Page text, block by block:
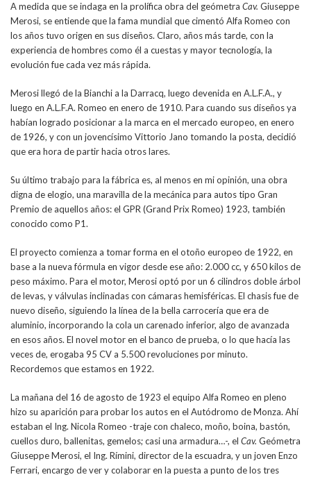
A medida que se indaga en la prolífica obra del geómetra Cav. Giuseppe
Merosi, se entiende que la fama mundial que cimentó Alfa Romeo con
los años tuvo origen en sus diseños. Claro, años más tarde, con la
experiencia de hombres como él a cuestas y mayor tecnología, la
evolución fue cada vez más rápida.
Merosi llegó de la Bianchi a la Darracq, luego devenida en A.L.F.A., y
luego en A.L.F.A. Romeo en enero de 1910. Para cuando sus diseños ya
habían logrado posicionar a la marca en el mercado europeo, en enero
de 1926, y con un jovencísimo Vittorio Jano tomando la posta, decidió
que era hora de partir hacia otros lares.
Su último trabajo para la fábrica es, al menos en mi opinión, una obra
digna de elogio, una maravilla de la mecánica para autos tipo Gran
Premio de aquellos años: el GPR (Grand Prix Romeo) 1923, también
conocido como P1.
El proyecto comienza a tomar forma en el otoño europeo de 1922, en
base a la nueva fórmula en vigor desde ese año: 2.000 cc, y 650 kilos de
peso máximo. Para el motor, Merosi optó por un 6 cilindros doble árbol
de levas, y válvulas inclinadas con cámaras hemisféricas. El chasis fue de
nuevo diseño, siguiendo la línea de la bella carrocería que era de
aluminio, incorporando la cola un carenado inferior, algo de avanzada
en esos años. El novel motor en el banco de prueba, o lo que hacía las
veces de, erogaba 95 CV a 5.500 revoluciones por minuto.
Recordemos que estamos en 1922.
La mañana del 16 de agosto de 1923 el equipo Alfa Romeo en pleno
hizo su aparición para probar los autos en el Autódromo de Monza. Ahí
estaban el Ing. Nicola Romeo -traje con chaleco, moño, boina, bastón,
cuellos duro, ballenitas, gemelos; casi una armadura…-, el Cav. Geómetra
Giuseppe Merosi, el Ing. Rímini, director de la escuadra, y un joven Enzo
Ferrari, encargo de ver y colaborar en la puesta a punto de los tres